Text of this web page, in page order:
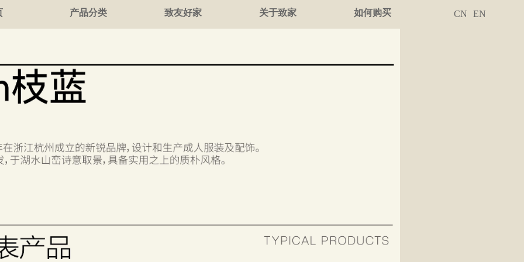
产品分类 致友好家 关于致家 如何购买 CN EN